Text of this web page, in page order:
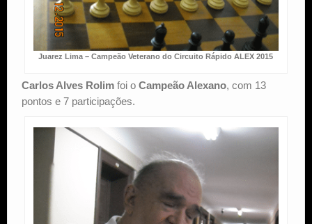
Juarez Lima – Campeão Veterano do Circuito Rápido ALEX 2015
Carlos Alves Rolim foi o Campeão Alexano, com 13
pontos e 7 participações.